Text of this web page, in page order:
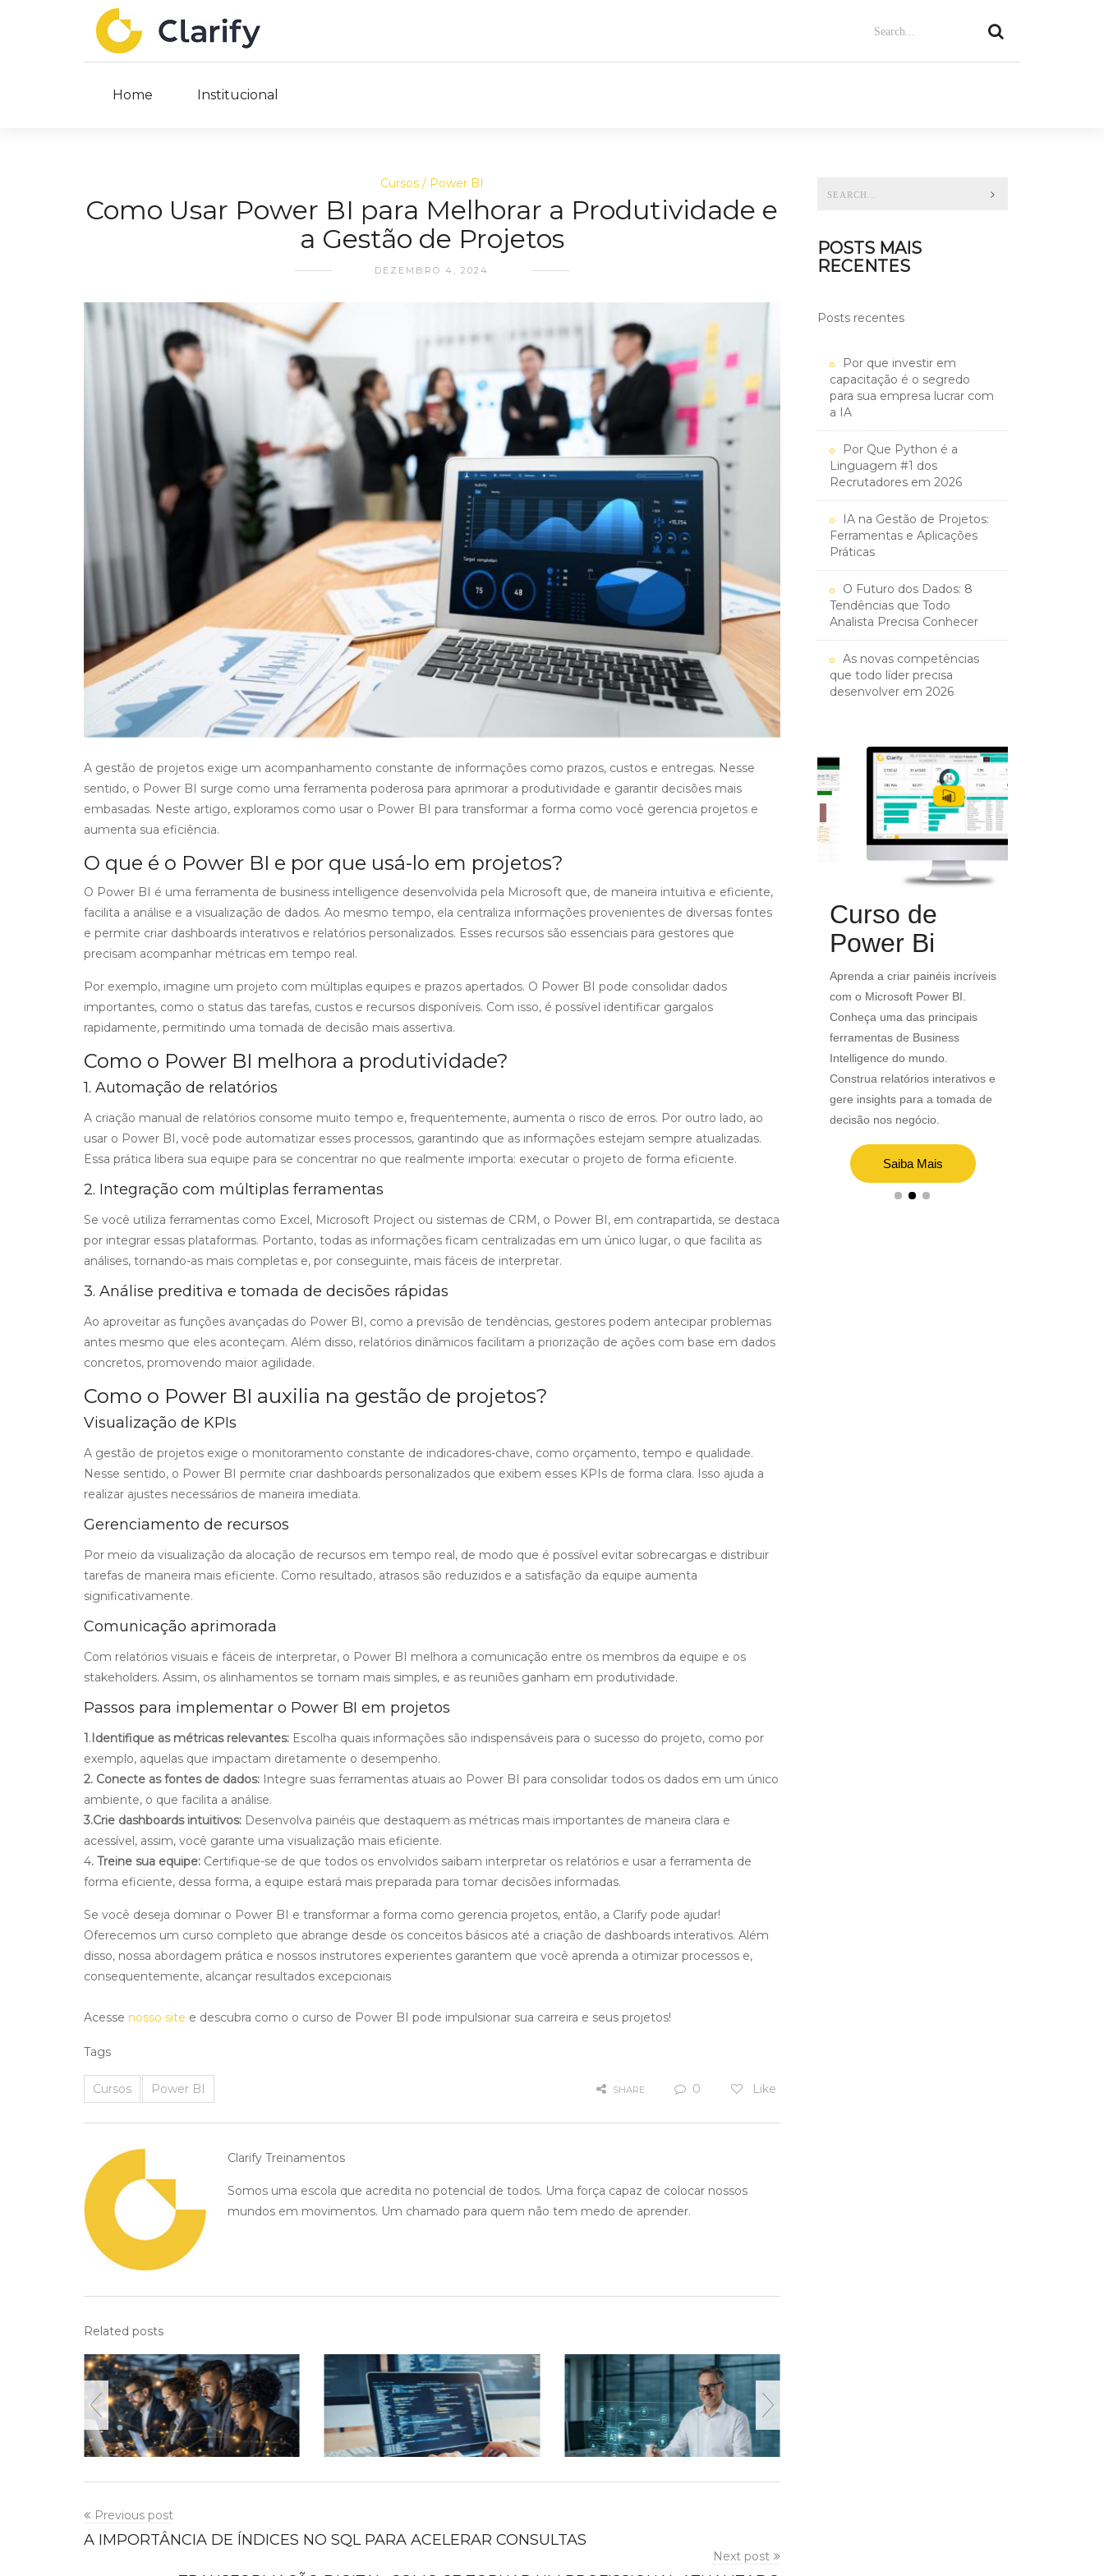
Home Institucional
Cursos Power BI
Como Usar Power BI para Melhorar a Produtividade e
a Gestão de Projetos
DEZEMBRO 4, 2024
A gestão de projetos exige um acompanhamento constante de informações como prazos, custos e entregas. Nesse
sentido, o Power BI surge como uma ferramenta poderosa para aprimorar a produtividade e garantir decisões mais
embasadas. Neste artigo, exploramos como usar o Power BI para transformar a forma como você gerencia projetos e
aumenta sua eficiência.
O que é o Power BI e por que usá-lo em projetos?
O Power BI é uma ferramenta de business intelligence desenvolvida pela Microsoft que, de maneira intuitiva e eficiente,
facilita a análise e a visualização de dados. Ao mesmo tempo, ela centraliza informações provenientes de diversas fontes
e permite criar dashboards interativos e relatórios personalizados. Esses recursos são essenciais para gestores que
precisam acompanhar métricas em tempo real.
Por exemplo, imagine um projeto com múltiplas equipes e prazos apertados. O Power BI pode consolidar dados
importantes, como o status das tarefas, custos e recursos disponíveis. Com isso, é possível identificar gargalos
rapidamente, permitindo uma tomada de decisão mais assertiva.
Como o Power BI melhora a produtividade?
1. Automação de relatórios
A criação manual de relatórios consome muito tempo e, frequentemente, aumenta o risco de erros. Por outro lado, ao
usar o Power BI, você pode automatizar esses processos, garantindo que as informações estejam sempre atualizadas.
Essa prática libera sua equipe para se concentrar no que realmente importa: executar o projeto de forma eficiente.
2. Integração com múltiplas ferramentas
Se você utiliza ferramentas como Excel, Microsoft Project ou sistemas de CRM, o Power BI, em contrapartida, se destaca
por integrar essas plataformas. Portanto, todas as informações ficam centralizadas em um único lugar, o que facilita as
análises, tornando-as mais completas e, por conseguinte, mais fáceis de interpretar.
3. Análise preditiva e tomada de decisões rápidas
Ao aproveitar as funções avançadas do Power BI, como a previsão de tendências, gestores podem antecipar problemas
antes mesmo que eles aconteçam. Além disso, relatórios dinâmicos facilitam a priorização de ações com base em dados
concretos, promovendo maior agilidade.
Como o Power BI auxilia na gestão de projetos?
Visualização de KPIs
A gestão de projetos exige o monitoramento constante de indicadores-chave, como orçamento, tempo e qualidade.
Nesse sentido, o Power BI permite criar dashboards personalizados que exibem esses KPIs de forma clara. Isso ajuda a
realizar ajustes necessários de maneira imediata.
Gerenciamento de recursos
Por meio da visualização da alocação de recursos em tempo real, de modo que é possível evitar sobrecargas e distribuir
tarefas de maneira mais eficiente. Como resultado, atrasos são reduzidos e a satisfação da equipe aumenta
significativamente.
Comunicação aprimorada
Com relatórios visuais e fáceis de interpretar, o Power BI melhora a comunicação entre os membros da equipe e os
stakeholders. Assim, os alinhamentos se tornam mais simples, e as reuniões ganham em produtividade.
Passos para implementar o Power BI em projetos
1.Identifique as métricas relevantes: Escolha quais informações são indispensáveis para o sucesso do projeto, como por
exemplo, aquelas que impactam diretamente o desempenho.
2. Conecte as fontes de dados: Integre suas ferramentas atuais ao Power BI para consolidar todos os dados em um único
ambiente, o que facilita a análise.
3.Crie dashboards intuitivos: Desenvolva painéis que destaquem as métricas mais importantes de maneira clara e
acessível, assim, você garante uma visualização mais eficiente.
4. Treine sua equipe: Certifique-se de que todos os envolvidos saibam interpretar os relatórios e usar a ferramenta de
forma eficiente, dessa forma, a equipe estará mais preparada para tomar decisões informadas.
Se você deseja dominar o Power BI e transformar a forma como gerencia projetos, então, a Clarify pode ajudar!
Oferecemos um curso completo que abrange desde os conceitos básicos até a criação de dashboards interativos. Além
disso, nossa abordagem prática e nossos instrutores experientes garantem que você aprenda a otimizar processos e,
consequentemente, alcançar resultados excepcionais
Acesse nosso site e descubra como o curso de Power BI pode impulsionar sua carreira e seus projetos!
Tags
Cursos Power BI SHARE 0 Like
Clarify Treinamentos
Somos uma escola que acredita no potencial de todos. Uma força capaz de colocar nossos
mundos em movimentos. Um chamado para quem não tem medo de aprender.
Related posts
Previous post
A IMPORTÂNCIA DE ÍNDICES NO SQL PARA ACELERAR CONSULTAS
Next post
POSTS MAIS
RECENTES
Posts recentes
Por que investir em
capacitação é o segredo
para sua empresa lucrar com
a IA
Por Que Python é a
Linguagem #1 dos
Recrutadores em 2026
IA na Gestão de Projetos:
Ferramentas e Aplicações
Práticas
O Futuro dos Dados: 8
Tendências que Todo
Analista Precisa Conhecer
As novas competências
que todo líder precisa
desenvolver em 2026
Curso de
Partner) do PMI e oferece o
guia PMBOK.
Saiba Mais
Curso de
Excel
profissionais. Nosso curso foi
desenvolvido para o uso
Saiba Mais
Curso de
Power Bi
Aprenda a criar painéis incríveis
com o Microsoft Power BI.
Conheça uma das principais
ferramentas de Business
Intelligence do mundo.
Construa relatórios interativos e
gere insights para a tomada de
decisão nos negócio.
Saiba Mais